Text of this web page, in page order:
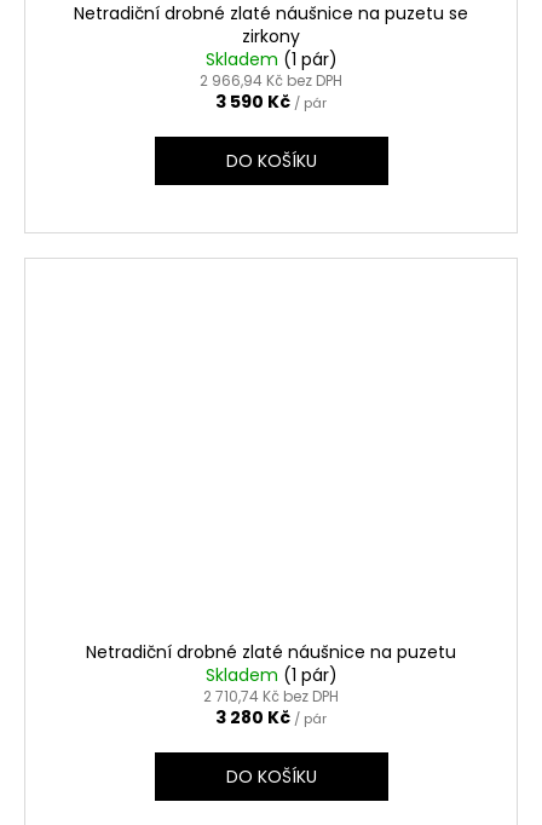
Netradiční drobné zlaté náušnice na puzetu se
zirkony
Skladem (1 pár)
2 966,94 Kč bez DPH
3 590 Kč / pár
DO KOŠÍKU
Netradiční drobné zlaté náušnice na puzetu
Skladem (1 pár)
2 710,74 Kč bez DPH
3 280 Kč / pár
DO KOŠÍKU